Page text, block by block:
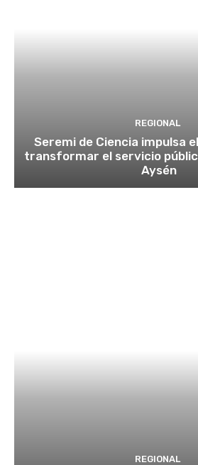
REGIONAL
Seremi de Ciencia impulsa
transformar el servicio
Aysén
REGIONAL